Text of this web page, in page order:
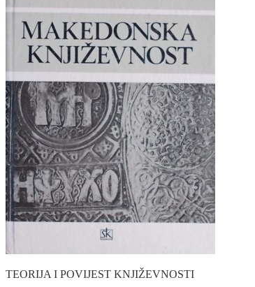
TEORIJA I POVIJEST KNJIŽEVNOSTI